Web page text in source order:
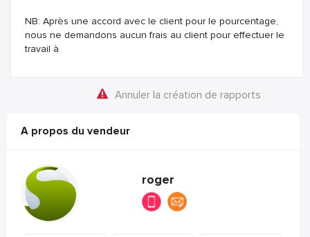
NB: Après une accord avec le client pour le pourcentage,
nous ne demandons aucun frais au client pour effectuer le
travail à
Annuler la création de rapports
A propos du vendeur
roger